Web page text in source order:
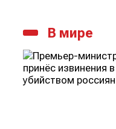
В мире